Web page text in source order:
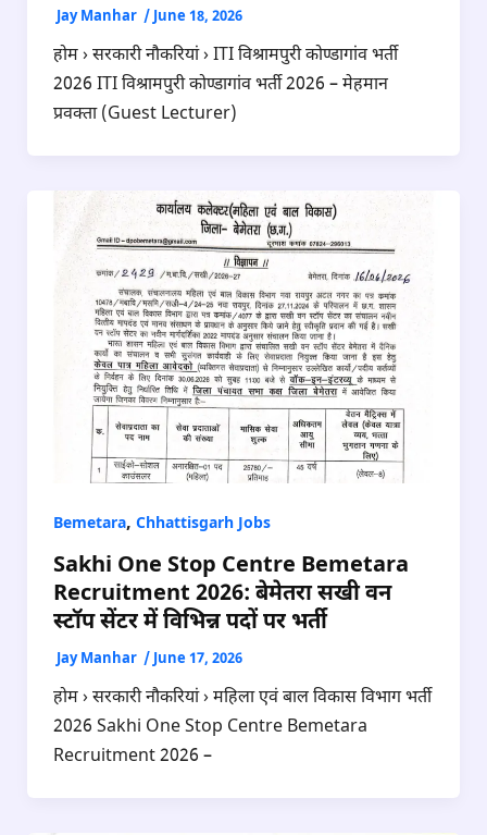
Jay Manhar / June 18, 2026
होम › सरकारी नौकरियां › ITI विश्रामपुरी कोण्डागांव भर्ती
2026 ITI विश्रामपुरी कोण्डागांव भर्ती 2026 – मेहमान
प्रवक्ता (Guest Lecturer)
Bemetara, Chhattisgarh Jobs
Sakhi One Stop Centre Bemetara
Recruitment 2026: बेमेतरा सखी वन
स्टॉप सेंटर में विभिन्न पदों पर भर्ती
Jay Manhar /June 17, 2026
होम › सरकारी नौकरियां › महिला एवं बाल विकास विभाग भर्ती
2026 Sakhi One Stop Centre Bemetara
Recruitment 2026 –